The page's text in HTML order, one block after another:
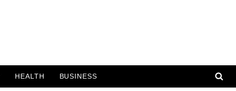
HEALTH BUSINESS